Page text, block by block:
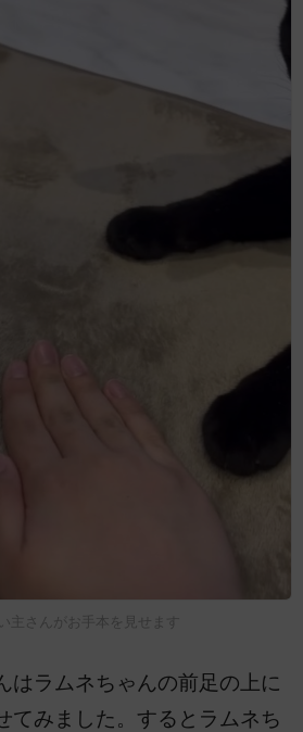
主さんがお手本を見せます
はラムネちゃんの前足の上に
てみました。するとラムネち